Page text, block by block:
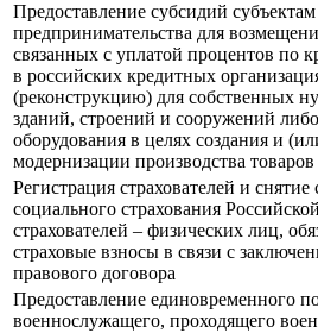
Предоставление субсидий
предпринимательства для
связанных с уплатой процентов по
в российских кредитных
(реконструкцию) для собственных
зданий, строений и сооружений
оборудования в целях создания и
модернизации производства товаров
Регистрация страхователей и
социального страхования
страхователей – физических лиц,
страховые взносы в связи с
правового договора
Предоставление единовременного
военнослужащего, проходящего